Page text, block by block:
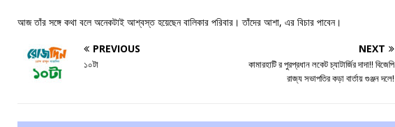
আজ তাঁর সঙ্গে কথা বলে অনেকটাই আশ্বস্ত হয়েছেন বালিকার পরিবার। তাঁদের আশা, এর বিচার পাবেন।
PREVIOUS
১০টা
NEXT
কামারহাটি র পুরপ্রধান লকেট চ্যাটার্জির দাদা!! বিজেপি
রাজ্য সভাপতির কড়া বার্তায় গুঞ্জন দলে!